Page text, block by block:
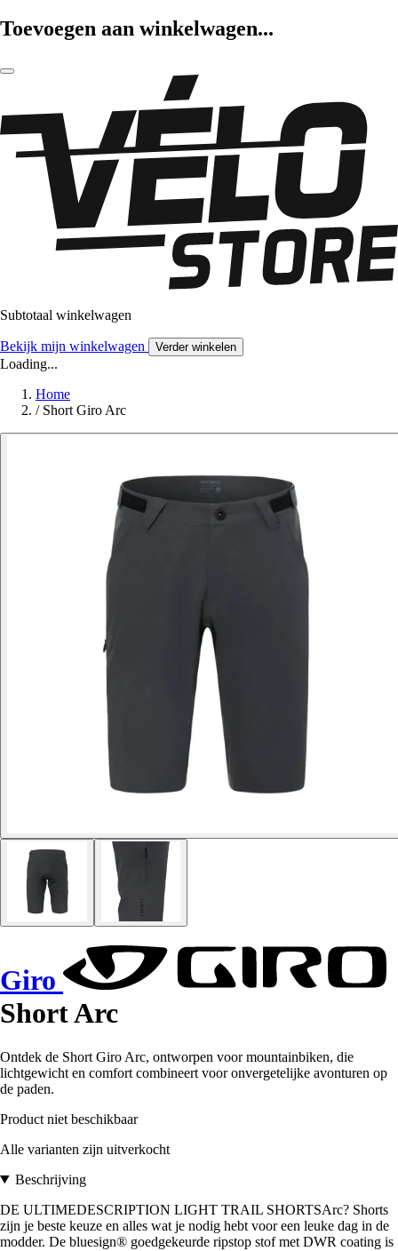
Toevoegen aan winkelwagen...
Subtotaal winkelwagen
Bekijk mijn winkelwagen Verder winkelen
Loading...
Home
/ Short Giro Arc
Giro
Short Arc
Ontdek de Short Giro Arc, ontworpen voor mountainbiken, die
lichtgewicht en comfort combineert voor onvergetelijke avonturen op
de paden.
Product niet beschikbaar
Alle varianten zijn uitverkocht
Beschrijving
DE ULTIMEDESCRIPTION LIGHT TRAIL SHORTSArc? Shorts
zijn je beste keuze en alles wat je nodig hebt voor een leuke dag in de
modder. De bluesign® goedgekeurde ripstop stof met DWR coating is